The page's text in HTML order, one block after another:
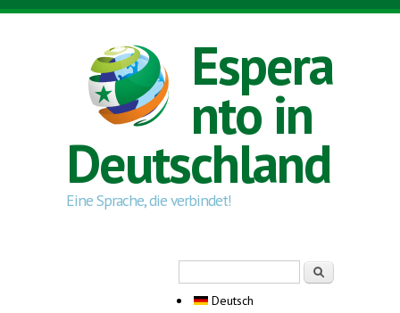
Direkt zum Inhalt
Espera
nto in
Deutschland
Eine Sprache, die verbindet!
Deutsch